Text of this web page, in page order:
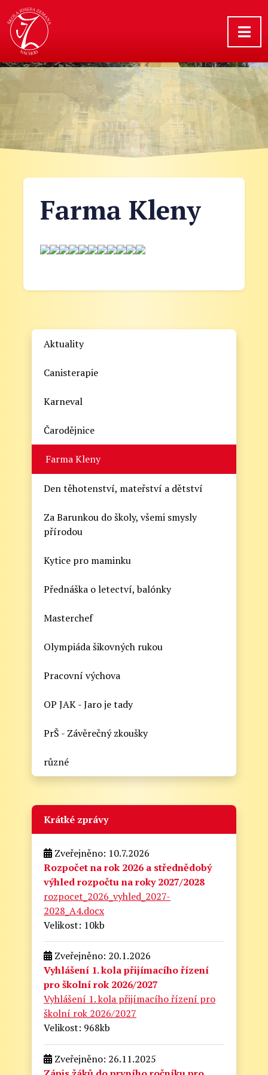
Farma Kleny
Aktuality
Canisterapie
Karneval
Čarodějnice
Farma Kleny
Den těhotenství, mateřství a dětství
Za Barunkou do školy, všemi smysly
přírodou
Kytice pro maminku
Přednáška o letectví, balónky
Masterchef
Olympiáda šikovných rukou
Pracovní výchova
OP JAK - Jaro je tady
PrŠ - Závěrečný zkoušky
různé
Krátké zprávy
Zveřejněno: 10.7.2026
Rozpočet na rok 2026 a střednědobý
výhled rozpočtu na roky 2027/2028
rozpocet_2026_vyhled_2027-
2028_A4.docx
Velikost: 10kb
Zveřejněno: 20.1.2026
Vyhlášení 1. kola přijímacího řízení
pro školní rok 2026/2027
Vyhlášení 1. kola přijímacího řízení pro
školní rok 2026/2027
Velikost: 968kb
Zveřejněno: 26.11.2025